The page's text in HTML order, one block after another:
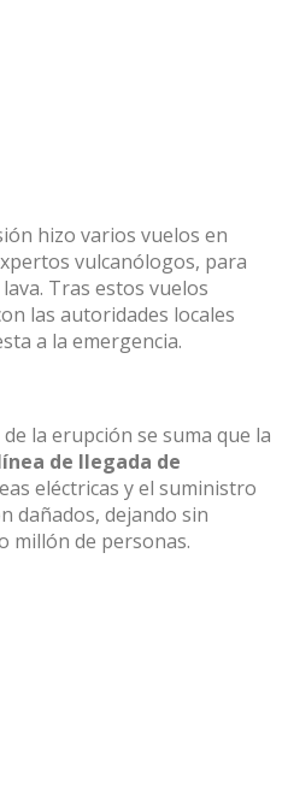
hizo varios vuelos en
vulcanólogos, para
Tras estos vuelos
las autoridades locales
a la emergencia.
la erupción se suma que la
de llegada de
eléctricas y el suministro
dañados, dejando sin
millón de personas.